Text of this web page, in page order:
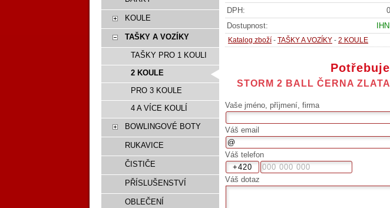
DPH:
Dostupnost:
Katalog zboží - TAŠKY A VOZÍKY - 2 KOULE
STORM 2 BALL ČERNA
Vaše jméno, příjmení, firma
Váš email
Váš telefon
Váš dotaz
KOULE
TAŠKY A VOZÍKY
TAŠKY PRO 1 KOULI
2 KOULE
PRO 3 KOULE
4 A VÍCE KOULÍ
BOWLINGOVÉ BOTY
RUKAVICE
ČISTIČE
PŘÍSLUŠENSTVÍ
OBLEČENÍ